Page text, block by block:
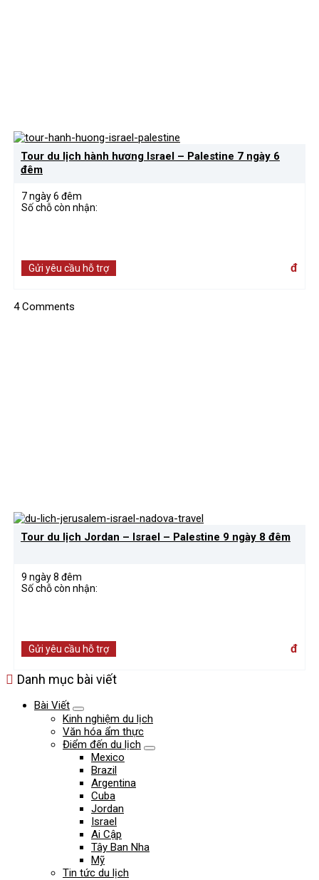
Tour du lịch hành hương Israel – Palestine 7 ngày 6
đêm
7 ngày 6 đêm
Số chỗ còn nhận:
Gửi yêu cầu hỗ trợ đ
4 Comments
Tour du lịch Jordan – Israel – Palestine 9 ngày 8 đêm
9 ngày 8 đêm
Số chỗ còn nhận:
Gửi yêu cầu hỗ trợ đ
Danh mục bài viết
Bài Viết
Kinh nghiệm du lịch
Văn hóa ẩm thực
Điểm đến du lịch
Mexico
Brazil
Argentina
Cuba
Jordan
Israel
Ai Cập
Tây Ban Nha
Mỹ
Tin tức du lịch